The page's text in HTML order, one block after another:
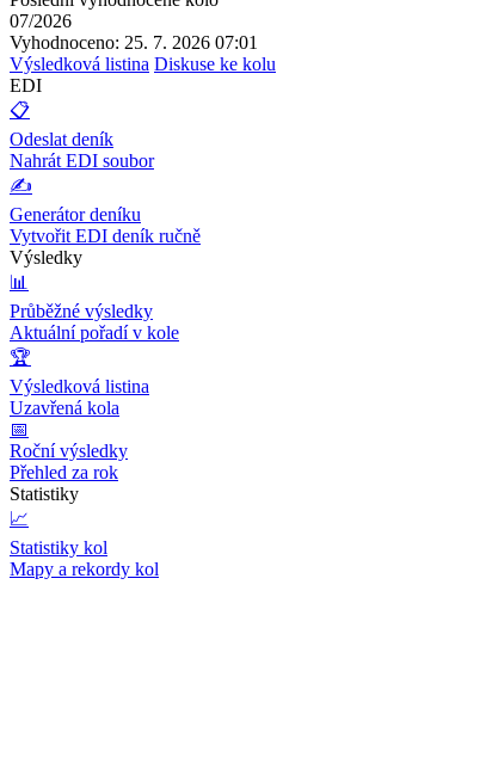
07/2026
Vyhodnoceno: 25. 7. 2026 07:01
Výsledková listina Diskuse ke kolu
EDI
📋
Odeslat deník
Nahrát EDI soubor
✍️
Generátor deníku
Vytvořit EDI deník ručně
Výsledky
📊
Průběžné výsledky
Aktuální pořadí v kole
🏆
Výsledková listina
Uzavřená kola
📅
Roční výsledky
Přehled za rok
Statistiky
📈
Statistiky kol
Mapy a rekordy kol